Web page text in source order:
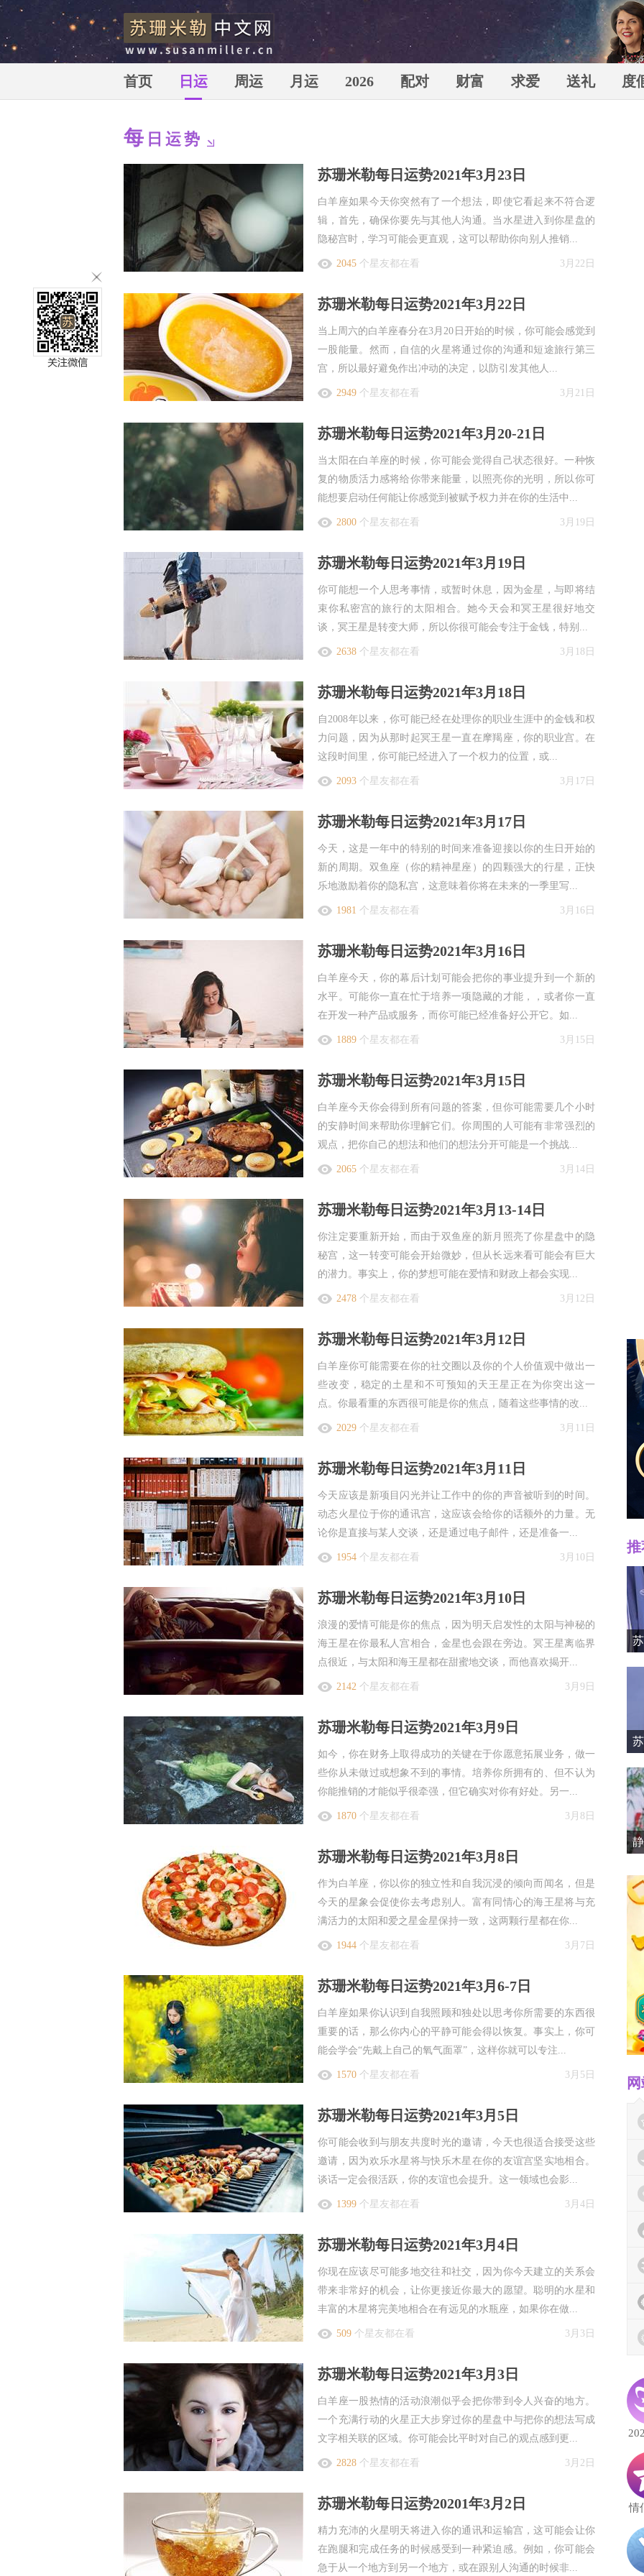
miller
苏珊
首页 日运 周运 月运 2026 配对 财富 求爱 送礼 度
每 日运势
苏珊米勒每日运势2021年3月23日
白羊座如果今天你突然有了一个想法，即使它看起来不符合逻
辑，首先，确保你要先与其他人沟通。当水星进入到你星盘的
隐秘宫时，学习可能会更直观，这可以帮助你向别人推销...
2045 个星友都在看 3月22日
苏珊米勒每日运势2021年3月22日
当上周六的白羊座春分在3月20日开始的时候，你可能会感觉到
一股能量。然而，自信的火星将通过你的沟通和短途旅行第三
宫，所以最好避免作出冲动的决定，以防引发其他人...
2949 个星友都在看 3月21日
苏珊米勒每日运势2021年3月20-21日
当太阳在白羊座的时候，你可能会觉得自己状态很好。一种恢
复的物质活力感将给你带来能量，以照亮你的光明，所以你可
能想要启动任何能让你感觉到被赋予权力并在你的生活中...
2800 个星友都在看 3月19日
苏珊米勒每日运势2021年3月19日
你可能想一个人思考事情，或暂时休息，因为金星，与即将结
束你私密宫的旅行的太阳相合。她今天会和冥王星很好地交
谈，冥王星是转变大师，所以你很可能会专注于金钱，特别...
2638 个星友都在看 3月18日
苏珊米勒每日运势2021年3月18日
自2008年以来，你可能已经在处理你的职业生涯中的金钱和权
力问题，因为从那时起冥王星一直在摩羯座，你的职业宫。在
这段时间里，你可能已经进入了一个权力的位置，或...
2093 个星友都在看 3月17日
苏珊米勒每日运势2021年3月17日
今天，这是一年中的特别的时间来准备迎接以你的生日开始的
新的周期。双鱼座（你的精神星座）的四颗强大的行星，正快
乐地激励着你的隐私宫，这意味着你将在未来的一季里写...
1981 个星友都在看 3月16日
苏珊米勒每日运势2021年3月16日
白羊座今天，你的幕后计划可能会把你的事业提升到一个新的
水平。可能你一直在忙于培养一项隐藏的才能，，或者你一直
在开发一种产品或服务，而你可能已经准备好公开它。如...
1889 个星友都在看 3月15日
苏珊米勒每日运势2021年3月15日
白羊座今天你会得到所有问题的答案，但你可能需要几个小时
的安静时间来帮助你理解它们。你周围的人可能有非常强烈的
观点，把你自己的想法和他们的想法分开可能是一个挑战...
2065 个星友都在看 3月14日
苏珊米勒每日运势2021年3月13-14日
你注定要重新开始，而由于双鱼座的新月照亮了你星盘中的隐
秘宫，这一转变可能会开始微妙，但从长远来看可能会有巨大
的潜力。事实上，你的梦想可能在爱情和财政上都会实现...
2478 个星友都在看 3月12日
苏珊米勒每日运势2021年3月12日
白羊座你可能需要在你的社交圈以及你的个人价值观中做出一
些改变，稳定的土星和不可预知的天王星正在为你突出这一
点。你最看重的东西很可能是你的焦点，随着这些事情的改...
2029 个星友都在看 3月11日
苏珊米勒每日运势2021年3月11日
今天应该是新项目闪光并让工作中的你的声音被听到的时间。
动态火星位于你的通讯宫，这应该会给你的话额外的力量。无
论你是直接与某人交谈，还是通过电子邮件，还是准备一...
1954 个星友都在看 3月10日
苏珊米勒每日运势2021年3月10日
浪漫的爱情可能是你的焦点，因为明天启发性的太阳与神秘的
海王星在你最私人宫相合，金星也会跟在旁边。冥王星离临界
点很近，与太阳和海王星都在甜蜜地交谈，而他喜欢揭开...
2142 个星友都在看 3月9日
苏珊米勒每日运势2021年3月9日
如今，你在财务上取得成功的关键在于你愿意拓展业务，做一
些你从未做过或想象不到的事情。培养你所拥有的、但不认为
你能推销的才能似乎很牵强，但它确实对你有好处。另一...
1870 个星友都在看 3月8日
苏珊米勒每日运势2021年3月8日
作为白羊座，你以你的独立性和自我沉浸的倾向而闻名，但是
今天的星象会促使你去考虑别人。富有同情心的海王星将与充
满活力的太阳和爱之星金星保持一致，这两颗行星都在你...
1944 个星友都在看 3月7日
苏珊米勒每日运势2021年3月6-7日
白羊座如果你认识到自我照顾和独处以思考你所需要的东西很
重要的话，那么你内心的平静可能会得以恢复。事实上，你可
能会学会“先戴上自己的氧气面罩”，这样你就可以专注...
1570 个星友都在看 3月5日
苏珊米勒每日运势2021年3月5日
你可能会收到与朋友共度时光的邀请，今天也很适合接受这些
邀请，因为欢乐水星将与快乐木星在你的友谊宫坚实地相合。
谈话一定会很活跃，你的友谊也会提升。这一领域也会影...
1399 个星友都在看 3月4日
苏珊米勒每日运势2021年3月4日
你现在应该尽可能多地交往和社交，因为你今天建立的关系会
带来非常好的机会，让你更接近你最大的愿望。聪明的水星和
丰富的木星将完美地相合在有远见的水瓶座，如果你在做...
509 个星友都在看 3月3日
苏珊米勒每日运势2021年3月3日
白羊座一股热情的活动浪潮似乎会把你带到令人兴奋的地方。
一个充满行动的火星正大步穿过你的星盘中与把你的想法写成
文字相关联的区域。你可能会比平时对自己的观点感到更...
2828 个星友都在看 3月2日
苏珊米勒每日运势20201年3月2日
精力充沛的火星明天将进入你的通讯和运输宫，这可能会让你
在跑腿和完成任务的时候感受到一种紧迫感。例如，你可能会
急于从一个地方到另一个地方，或在跟别人沟通的时候非...
推
情